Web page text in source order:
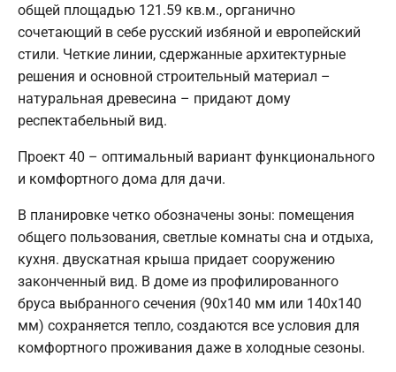
общей площадью 121.59 кв.м., органично
сочетающий в себе русский избяной и европейский
стили. Четкие линии, сдержанные архитектурные
решения и основной строительный материал –
натуральная древесина – придают дому
респектабельный вид.
Проект 40 – оптимальный вариант функционального
и комфортного дома для дачи.
В планировке четко обозначены зоны: помещения
общего пользования, светлые комнаты сна и отдыха,
кухня. двускатная крыша придает сооружению
законченный вид. В доме из профилированного
бруса выбранного сечения (90х140 мм или 140х140
мм) сохраняется тепло, создаются все условия для
комфортного проживания даже в холодные сезоны.